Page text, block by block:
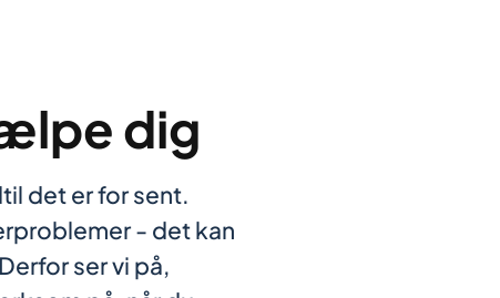
dig
det er for sent.
- det kan
ser vi på,